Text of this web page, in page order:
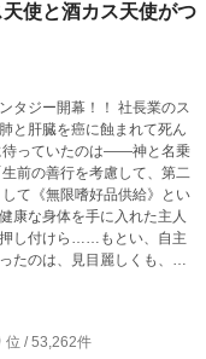
使と酒カス天使がつ
タジー開幕！！ 社長業のス
と肝臓を癌に蝕まれて死ん
待っていたのは――神と名乗
前の善行を考慮して、第二
て《無限嗜好品供給》とい
康な身体を手に入れた主人
し付けら……もとい、自主
たのは、見目麗しくも、性
な二人の天使だった。 その
」 当然のように要求してき
与えただけ消費する、依存
位 / 53,262件